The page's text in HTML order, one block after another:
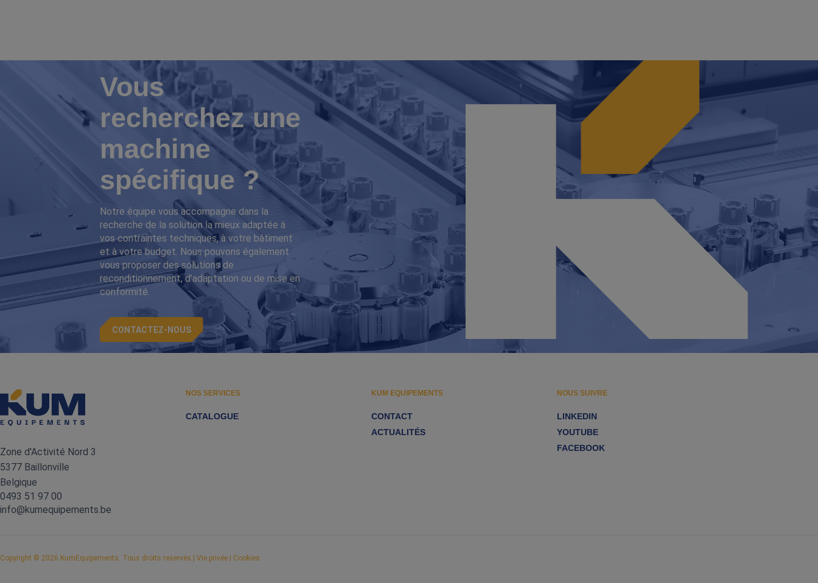
Vous
recherchez une
machine
spécifique ?
Notre équipe vous accompagne dans la
recherche de la solution la mieux adaptée à
vos contraintes techniques, à votre bâtiment
et à votre budget. Nous pouvons également
vous proposer des solutions de
reconditionnement, d’adaptation ou de mise en
conformité.
CONTACTEZ-NOUS
Zone d'Activité Nord 3
5377 Baillonville
Belgique
0493 51 97 00
info@kumequipements.be
NOS SERVICES
CATALOGUE
KUM EQUIPEMENTS
CONTACT
ACTUALITÉS
NOUS SUIVRE
LINKEDIN
YOUTUBE
FACEBOOK
Copyright © 2026 KumEquipements. Tous droits reservés | Vie privée Cookies